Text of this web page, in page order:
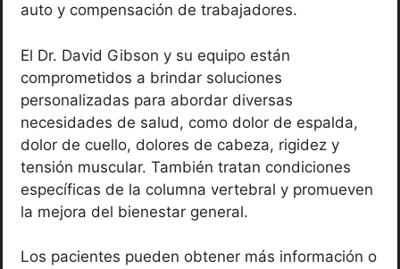
auto y compensación de trabajadores.
El Dr. David Gibson y su equipo están
comprometidos a brindar soluciones
personalizadas para abordar diversas
necesidades de salud, como dolor de espalda,
dolor de cuello, dolores de cabeza, rigidez y
tensión muscular. También tratan condiciones
específicas de la columna vertebral y promueven
la mejora del bienestar general.
Los pacientes pueden obtener más información o